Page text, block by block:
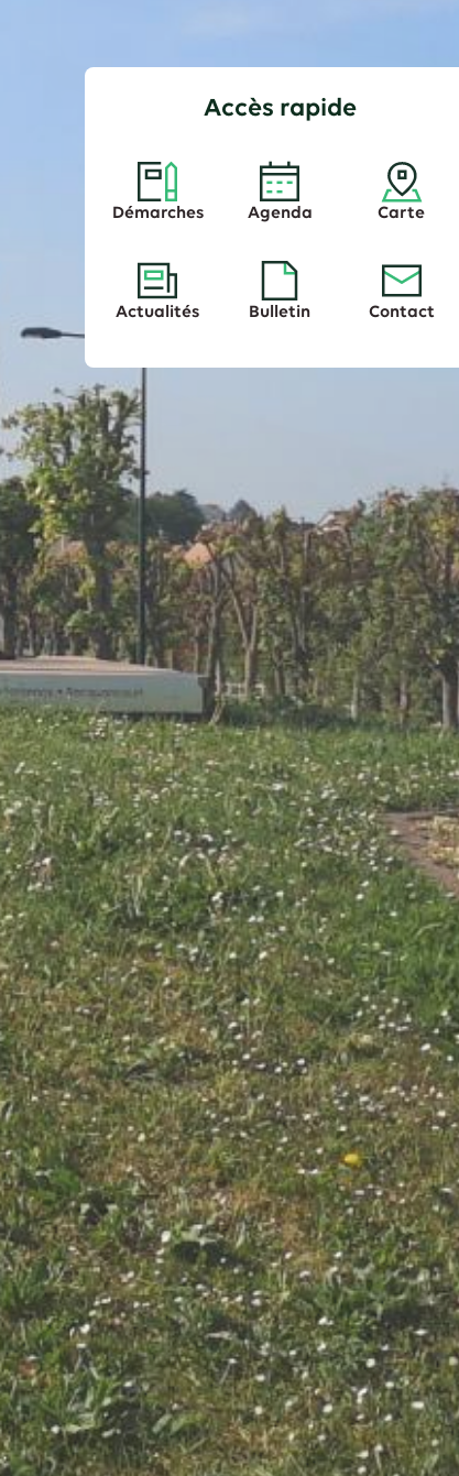
Accès rapide
Démarches Agenda Carte
Actualités Bulletin Contact